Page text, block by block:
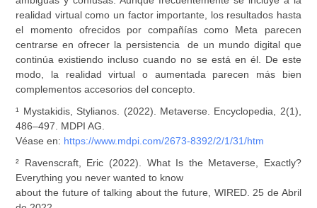
realidad virtual como un factor importante, los resultados hasta
el momento ofrecidos por compañías como Meta parecen
centrarse en ofrecer la persistencia de un mundo digital que
continúa existiendo incluso cuando no se está en él. De este
modo, la realidad virtual o aumentada parecen más bien
complementos accesorios del concepto.
¹ Mystakidis, Stylianos. (2022). Metaverse. Encyclopedia, 2(1),
486–497. MDPI AG.
Véase en: https://www.mdpi.com/2673-8392/2/1/31/htm
² Ravenscraft, Eric (2022). What Is the Metaverse, Exactly?
Everything you never wanted to know
about the future of talking about the future, WIRED. 25 de Abril